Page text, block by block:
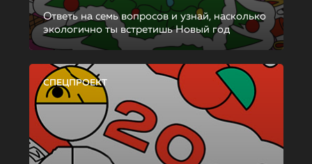
Ответь на семь вопросов и узнай, насколько
экологично ты встретишь Новый год
СПЕЦПРОЕКТ